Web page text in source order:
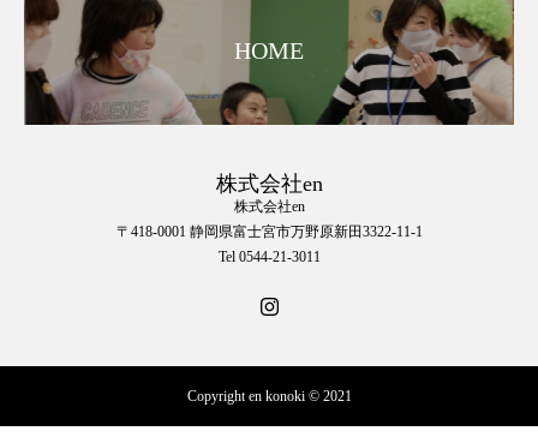
HOME
株式会社en
株式会社en
〒418-0001 静岡県富士宮市万野原新田3322-11-1
Tel 0544-21-3011
Copyright en konoki © 2021